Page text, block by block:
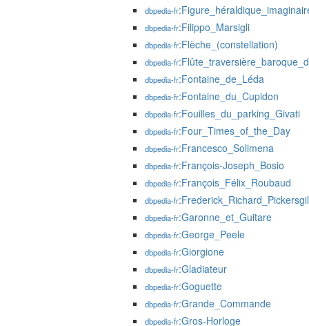
dbpedia-fr
dbpedia-fr:Filippo_Marsigli
dbpedia-fr:Flèche_(constellation)
dbpedia-fr
dbpedia-fr:Fontaine_de_Léda
dbpedia-fr:Fontaine_du_Cupidon
dbpedia-fr:Fouilles_du_parking_Givati
dbpedia-fr:Four_Times_of_the_Day
dbpedia-fr:Francesco_Solimena
dbpedia-fr:François-Joseph_Bosio
dbpedia-fr:François_Félix_Roubaud
dbpedia-fr
dbpedia-fr:Garonne_et_Guitare
dbpedia-fr:George_Peele
dbpedia-fr:Giorgione
dbpedia-fr:Gladiateur
dbpedia-fr:Goguette
dbpedia-fr:Grande_Commande
dbpedia-fr:Gros-Horloge